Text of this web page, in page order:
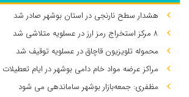
هشدار سطح نارنجی در استان بوشهر صادر شد
۸ مرکز استخراج رمز ارز در عسلویه متلاشی شد
محموله تلویزیون قاچاق در عسلویه توقیف شد
مراکز عرضه مواد خام دامی بوشهر در ایام
مظفری: جمعه‌بازار بوشهر ساماندهی می‌ شود